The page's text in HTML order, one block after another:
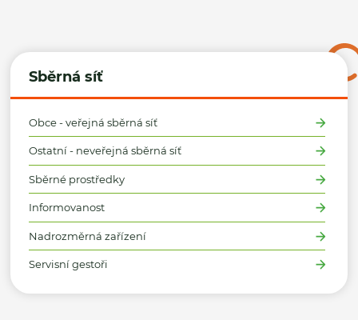
Sběrná síť
Obce - veřejná sběrná síť
Ostatní - neveřejná sběrná síť
Sběrné prostředky
Informovanost
Nadrozměrná zařízení
Servisní gestoři